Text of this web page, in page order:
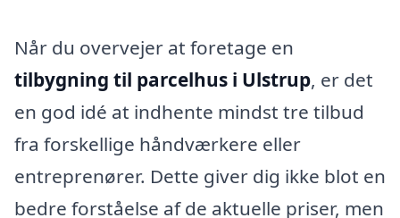
Når du overvejer at foretage en
tilbygning til parcelhus i Ulstrup, er det
en god idé at indhente mindst tre tilbud
fra forskellige håndværkere eller
entreprenører. Dette giver dig ikke blot en
bedre forståelse af de aktuelle priser, men